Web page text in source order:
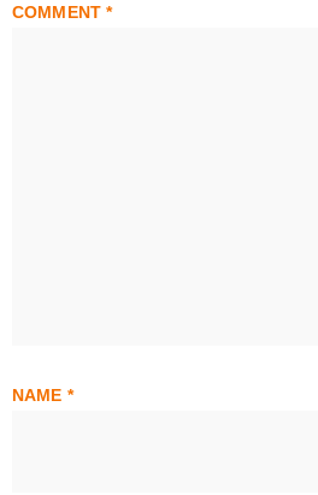
COMMENT*
NAME *